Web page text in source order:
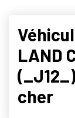
LAND
cher